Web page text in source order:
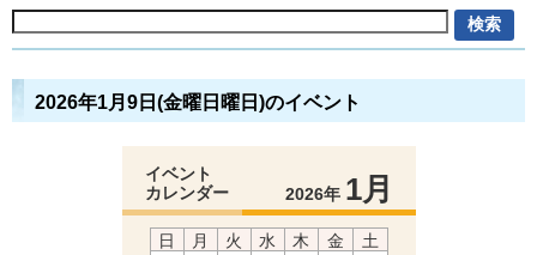
2026年1月9日(金曜日曜日)のイベント
イベント
カレンダー
2026年 1月
日 月 火 水 木 金
土